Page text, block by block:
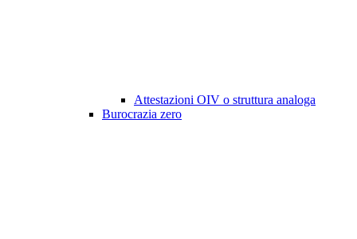
Attestazioni OIV o struttura analoga
Burocrazia zero